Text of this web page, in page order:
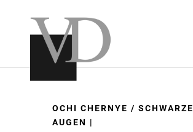
OCHI CHERNYE / SCHWARZE
AUGEN |